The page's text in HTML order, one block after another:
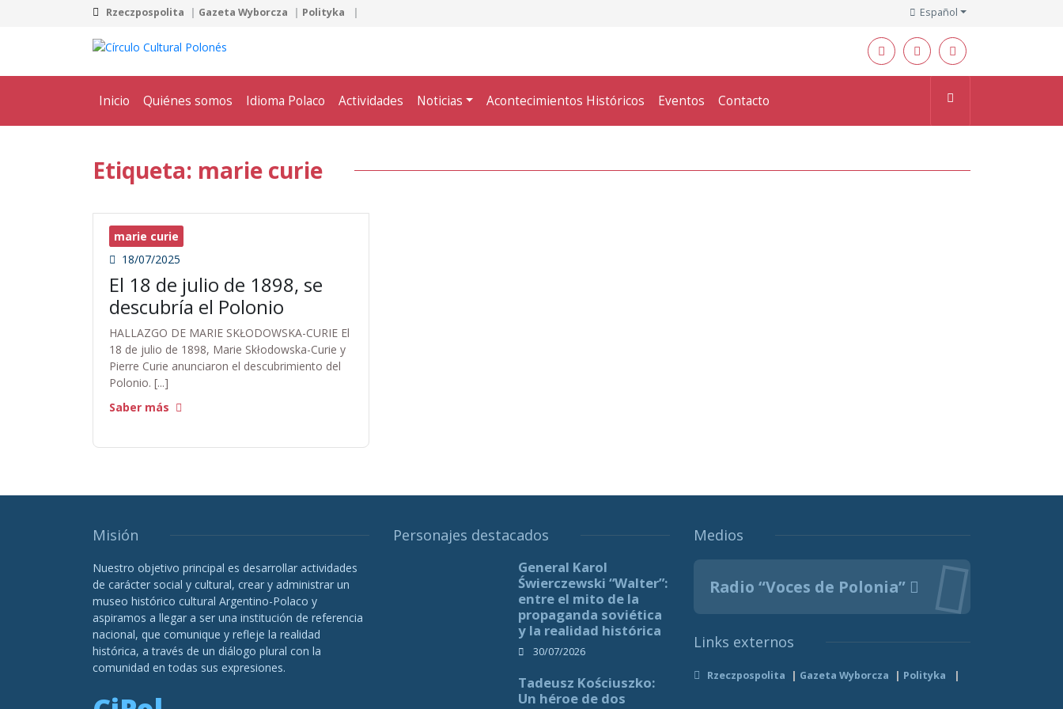
Rzeczpospolita Gazeta Wyborcza Polityka Español
Inicio Quiénes somos Idioma Polaco Actividades Noticias Acontecimientos Históricos Eventos Contacto
Etiqueta: marie curie
marie curie
18/07/2025
El 18 de julio de 1898, se
descubría el Polonio
HALLAZGO DE MARIE SKŁODOWSKA-CURIE El
18 de julio de 1898, Marie Skłodowska-Curie y
Pierre Curie anunciaron el descubrimiento del
Polonio. [...]
Saber más
Misión
Nuestro objetivo principal es desarrollar actividades
de carácter social y cultural, crear y administrar un
museo histórico cultural Argentino-Polaco y
aspiramos a llegar a ser una institución de referencia
nacional, que comunique y refleje la realidad
histórica, a través de un diálogo plural con la
comunidad en todas sus expresiones.
Personajes destacados
General Karol
Świerczewski “Walter”:
entre el mito de la
propaganda soviética
y la realidad histórica
30/07/2026
Tadeusz Kościuszko:
Un héroe de dos
Medios
Radio “Voces de Polonia”
Links externos
Rzeczpospolita Gazeta Wyborcza Polityka